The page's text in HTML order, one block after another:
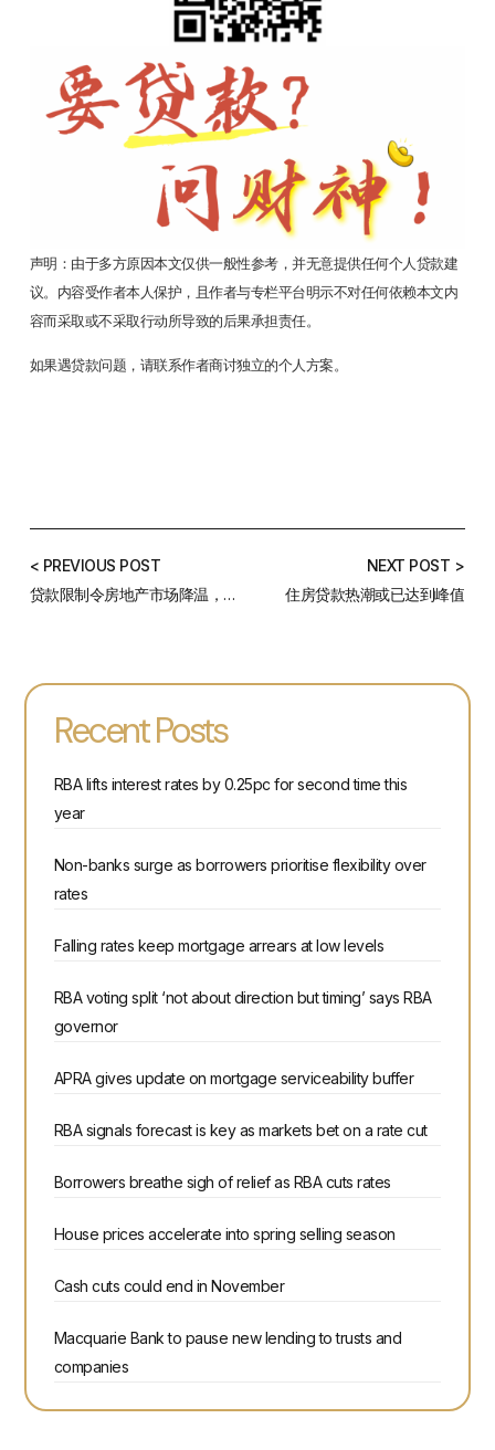
声明：由于多方原因本文仅供一般性参考，并无意提供任何个人贷款建
议。内容受作者本人保护，且作者与专栏平台明示不对任何依赖本文内
容而采取或不采取行动所导致的后果承担责任。
如果遇贷款问题，请联系作者商讨独立的个人方案。
< PREVIOUS POST
贷款限制令房地产市场降温，但大银行却获利颇多
NEXT POST >
住房贷款热潮或已达到峰值
Recent Posts
RBA lifts interest rates by 0.25pc for second time this
year
Non-banks surge as borrowers prioritise flexibility over
rates
Falling rates keep mortgage arrears at low levels
RBA voting split ‘not about direction but timing’ says RBA
governor
APRA gives update on mortgage serviceability buffer
RBA signals forecast is key as markets bet on a rate cut
Borrowers breathe sigh of relief as RBA cuts rates
House prices accelerate into spring selling season
Cash cuts could end in November
Macquarie Bank to pause new lending to trusts and
companies